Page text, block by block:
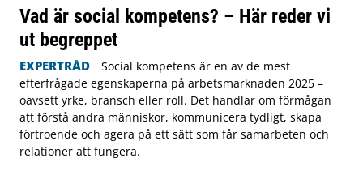
Vad är social kompetens? – Här reder vi
ut begreppet
EXPERTRÅD
Social kompetens är en av de mest
efterfrågade egenskaperna på arbetsmarknaden 2025 –
oavsett yrke, bransch eller roll. Det handlar om förmågan
att förstå andra människor, kommunicera tydligt, skapa
förtroende och agera på ett sätt som får samarbeten och
relationer att fungera.